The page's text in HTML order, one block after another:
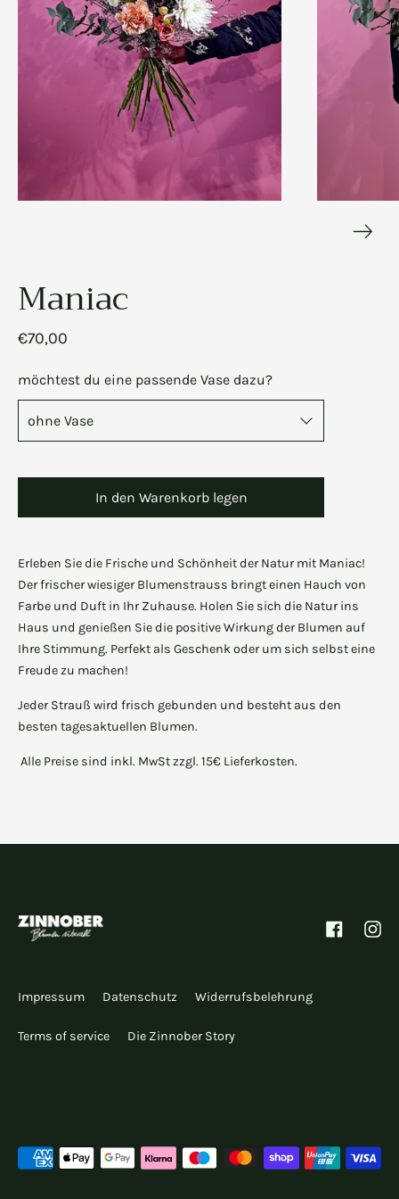
Maniac
€70,00
möchtest du eine passende Vase dazu?
In den Warenkorb legen
Erleben Sie die Frische und Schönheit der Natur mit Maniac!
Der frischer wiesiger Blumenstrauss bringt einen Hauch von
Farbe und Duft in Ihr Zuhause. Holen Sie sich die Natur ins
Haus und genießen Sie die positive Wirkung der Blumen auf
Ihre Stimmung. Perfekt als Geschenk oder um sich selbst eine
Freude zu machen!
Jeder Strauß wird frisch gebunden und besteht aus den
besten tagesaktuellen Blumen.
Alle Preise sind inkl. MwSt zzgl. 15€ Lieferkosten.
Facebook
Impressum Datenschutz Widerrufsbelehrung
Terms of service Die Zinnober Story
Akzeptierte